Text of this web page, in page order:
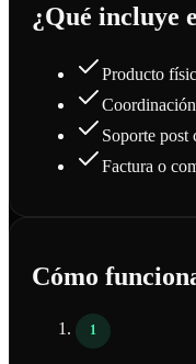
¿Qué incluye
Producto
Soporte post
Factura o
Cómo
1